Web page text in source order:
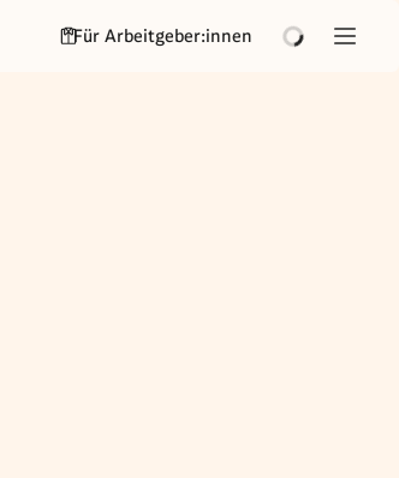
Für Arbeitgeber:innen